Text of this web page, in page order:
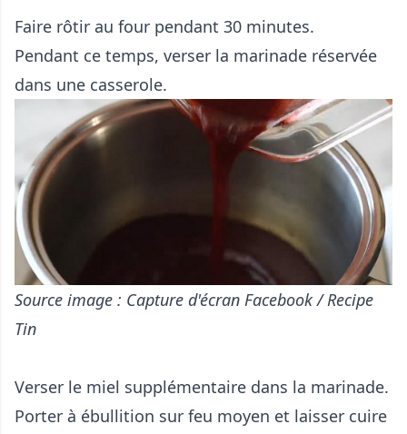
Faire rôtir au four pendant 30 minutes.
Pendant ce temps, verser la marinade réservée
dans une casserole.
Source image : Capture d'écran Facebook / Recipe
Tin
Verser le miel supplémentaire dans la marinade.
Porter à ébullition sur feu moyen et laisser cuire